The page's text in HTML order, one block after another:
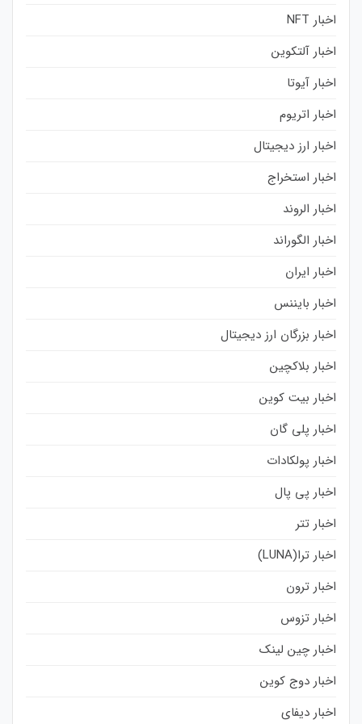
اخبار NFT
اخبار آلتکوین
اخبار آیوتا
اخبار اتریوم
اخبار ارز دیجیتال
اخبار استخراج
اخبار الروند
اخبار الگوراند
اخبار ایران
اخبار بایننس
اخبار بزرگان ارز دیجیتال
اخبار بلاکچین
اخبار بیت کوین
اخبار پلی گان
اخبار پولکادات
اخبار پی پال
اخبار تتر
اخبار ترا(LUNA)
اخبار ترون
اخبار تزوس
اخبار چین لینک
اخبار دوج کوین
اخبار دیفای